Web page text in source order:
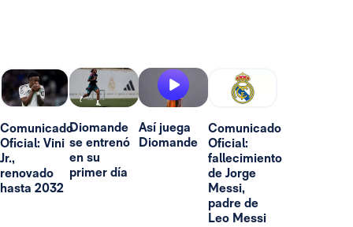
Comunicado
Oficial: Vini
Jr.,
renovado
hasta 2032
Diomande
se entrenó
en su
primer día
Así juega
Diomande
Comunicado
Oficial:
fallecimiento
de Jorge
Messi,
padre de
Leo Messi